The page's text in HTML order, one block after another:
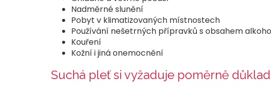
Nadměrné slunění
Pobyt v klimatizovaných místnostech
Používání nešetrných přípravků s obsahem
Kouření
Kožní i jiná onemocnění
Suchá pleť si vyžaduje poměrně